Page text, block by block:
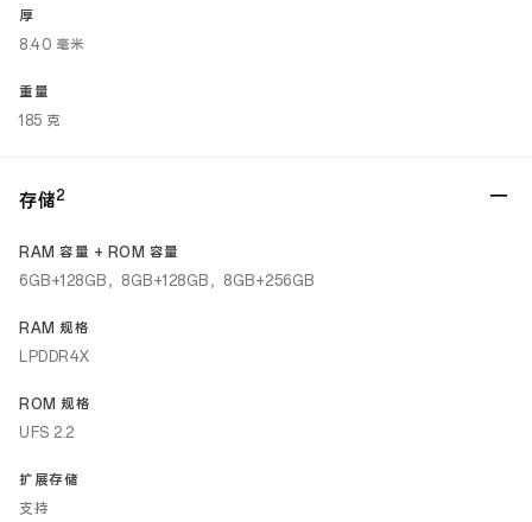
厚
8.40 毫米
重量
185 克
存储2
RAM 容量 + ROM 容量
6GB+128GB，8GB+128GB，8GB+256GB
RAM 规格
LPDDR4X
ROM 规格
UFS 2.2
扩展存储
支持